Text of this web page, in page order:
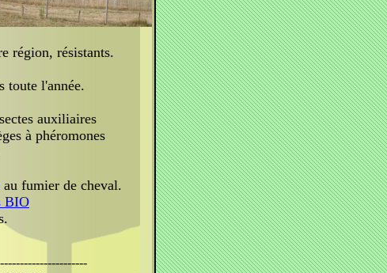
région, résistants.
toute l'année.
auxiliaires
à phéromones
au fumier de cheval.
BIO